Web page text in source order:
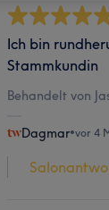
Ich bin
Stammkundin
Behandelt von
Dagmar•vor 4